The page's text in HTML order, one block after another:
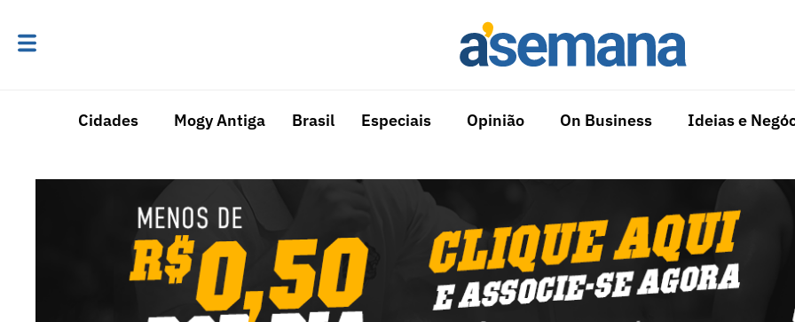
Cidades Mogy Antiga Brasil Especiais Opinião On Business Ideias e